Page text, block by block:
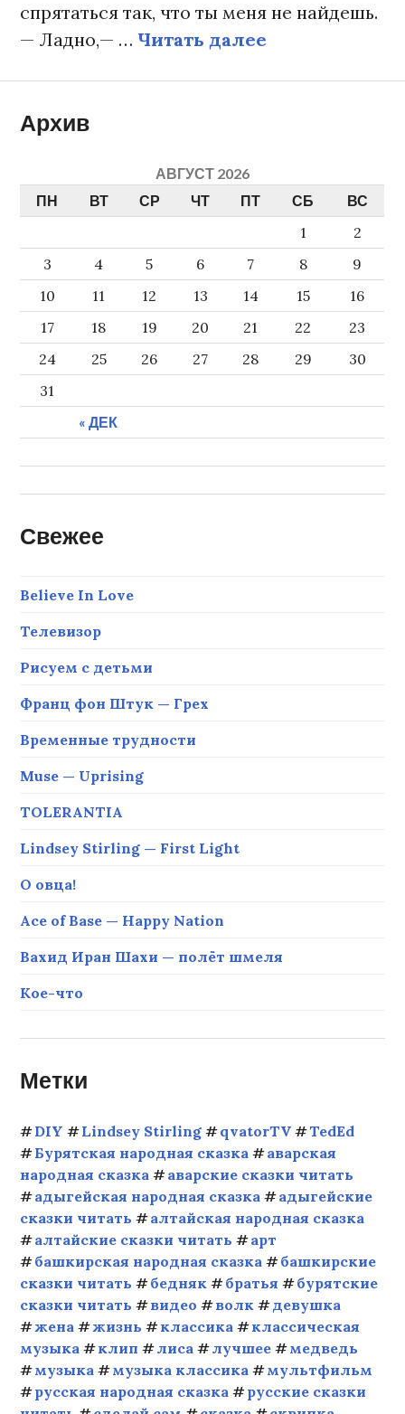
спрятаться так, что ты меня не найдешь.
— Ладно,— … Читать далее
Архив
АВГУСТ 2026
ПН
ВТ СР ЧТ ПТ СБ ВС
« ДЕК
1
2
3
4 5 6 7 8
9
10
11 12 13 14 15
16
17
18 19 20 21 22
23
24
25 26 27 28 29
30
31
Свежее
Believe In Love
Телевизор
Рисуем с детьми
Франц фон Штук — Грех
Временные трудности
Muse — Uprising
TOLERANTIA
Lindsey Stirling — First Light
О овца!
Ace of Base — Happy Nation
Вахид Иран Шахи — полёт шмеля
Кое-что
Метки
DIY Lindsey Stirling qvatorTV
TedEd
Бурятская народная сказка
аварская
народная сказка
аварские сказки читать
адыгейская народная сказка
адыгейские
сказки читать
алтайская народная сказка
алтайские сказки читать
арт
башкирская народная сказка
башкирские
сказки читать
бедняк братья
бурятские
сказки читать
видео волк
девушка
жена
жизнь классика
классическая
музыка
клип лиса лучшее
медведь
музыка
музыка классика
мультфильм
русская народная сказка
русские сказки